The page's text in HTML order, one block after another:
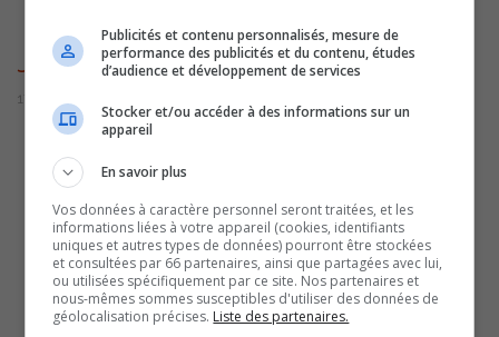
JoeyBasmaji
17 janvier 2023 | Par Sylvain Rochon
Publicités et contenu personnalisés, mesure de
performance des publicités et du contenu, études
d’audience et développement de services
Stocker et/ou accéder à des informations sur un
appareil
En savoir plus
Vos données à caractère personnel seront traitées, et les
informations liées à votre appareil (cookies, identifiants
uniques et autres types de données) pourront être stockées
et consultées par 66 partenaires, ainsi que partagées avec lui,
ou utilisées spécifiquement par ce site. Nos partenaires et
nous-mêmes sommes susceptibles d'utiliser des données de
géolocalisation précises. Liste des partenaires.